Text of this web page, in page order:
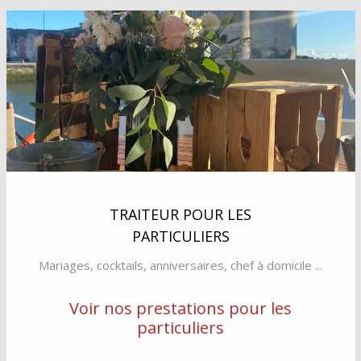
TRAITEUR POUR LES
PARTICULIERS
Mariages, cocktails, anniversaires, chef à domicile ...
Voir nos prestations pour les
particuliers